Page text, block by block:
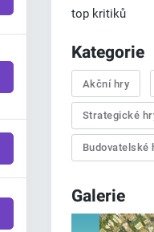
top kritiků
Kategorie
Akční hry
Strategické
Budovatelské
Galerie